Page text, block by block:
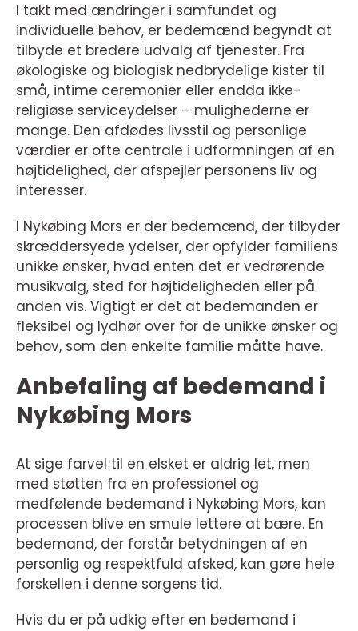
I takt med ændringer i samfundet og
individuelle behov, er bedemænd begyndt at
tilbyde et bredere udvalg af tjenester. Fra
økologiske og biologisk nedbrydelige kister til
små, intime ceremonier eller endda ikke-
religiøse serviceydelser – mulighederne er
mange. Den afdødes livsstil og personlige
værdier er ofte centrale i udformningen af en
højtidelighed, der afspejler personens liv og
interesser.
I Nykøbing Mors er der bedemænd, der tilbyder
skræddersyede ydelser, der opfylder familiens
unikke ønsker, hvad enten det er vedrørende
musikvalg, sted for højtideligheden eller på
anden vis. Vigtigt er det at bedemanden er
fleksibel og lydhør over for de unikke ønsker og
behov, som den enkelte familie måtte have.
Anbefaling af bedemand i
Nykøbing Mors
At sige farvel til en elsket er aldrig let, men
med støtten fra en professionel og
medfølende bedemand i Nykøbing Mors, kan
processen blive en smule lettere at bære. En
bedemand, der forstår betydningen af en
personlig og respektfuld afsked, kan gøre hele
forskellen i denne sorgens tid.
Hvis du er på udkig efter en bedemand i